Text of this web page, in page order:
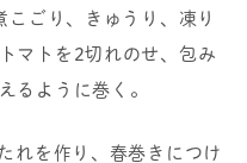
ごり、きゅうり、凍り
マトを2切れのせ、包み
るように巻く。
れを作り、春巻きにつけ